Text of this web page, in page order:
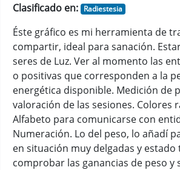
Clasificado en: Radiestesia
Éste gráfico es mi herramienta de
compartir, ideal para sanación.
seres de Luz. Ver al momento las
o positivas que corresponden a la
energética disponible. Medición de
valoración de las sesiones. Colores
Alfabeto para comunicarse con
Numeración. Lo del peso, lo añadí
en situación muy delgadas y
comprobar las ganancias de peso y